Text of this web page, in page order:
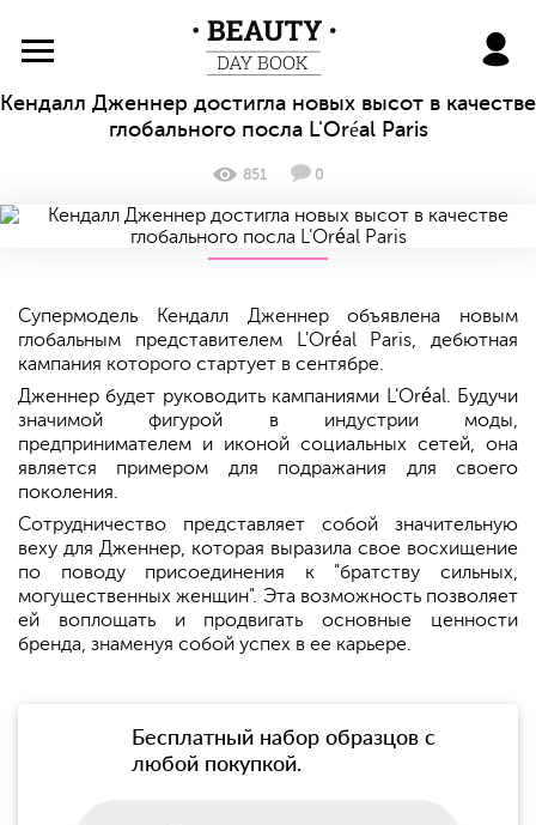
BeautyDayBook
Кендалл Дженнер достигла новых высот в качестве
глобального посла L'Oréal Paris
851 0
Супермодель Кендалл Дженнер объявлена новым
глобальным представителем L'Oréal Paris, дебютная
кампания которого стартует в сентябре.
Дженнер будет руководить кампаниями L'Oréal. Будучи
значимой фигурой в индустрии моды,
предпринимателем и иконой социальных сетей, она
является примером для подражания для своего
поколения.
Сотрудничество представляет собой значительную
веху для Дженнер, которая выразила свое восхищение
по поводу присоединения к "братству сильных,
могущественных женщин". Эта возможность позволяет
ей воплощать и продвигать основные ценности
бренда, знаменуя собой успех в ее карьере.
Бесплатный набор образцов с
любой покупкой.